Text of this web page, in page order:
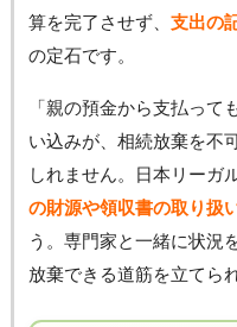
算を完了させず、 支出の
の定石です。
「親の預金から支払って
い込みが、相続放棄を不
しれません。日本リーガ
の財源や領収書の取り扱
う。専門家と一緒に状況
放棄できる道筋を立てら